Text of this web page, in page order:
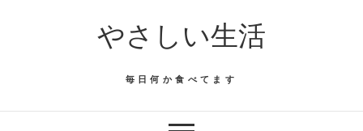
やさしい生活
毎日何か食べてます